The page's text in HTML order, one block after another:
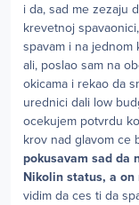
i da, sad me zezaju
krevetnoj
spavam i na jednom
ali, poslao sam na
okicama i rekao da
urednici dali low
ocekujem potvrdu
krov nad glavom ce
pokusavam sad da
Nikolin status, a on
vidim da ces ti da